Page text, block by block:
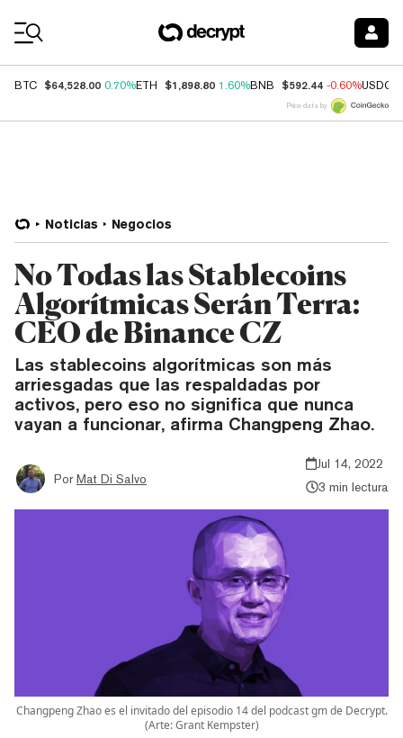
BTC $64,528.00 0.70%ETH $1,898.80 1.60%BNB $592.44 -0.60%USDC
Price data by
Noticias Negocios
No Todas las Stablecoins
Algorítmicas Serán Terra:
CEO de Binance CZ
Las stablecoins algorítmicas son más
arriesgadas que las respaldadas por
activos, pero eso no significa que nunca
vayan a funcionar, afirma Changpeng Zhao.
Por Mat Di Salvo
Jul 14, 2022
3 min lectura
Changpeng Zhao es el invitado del episodio 14 del podcast gm de Decrypt.
(Arte: Grant Kempster)